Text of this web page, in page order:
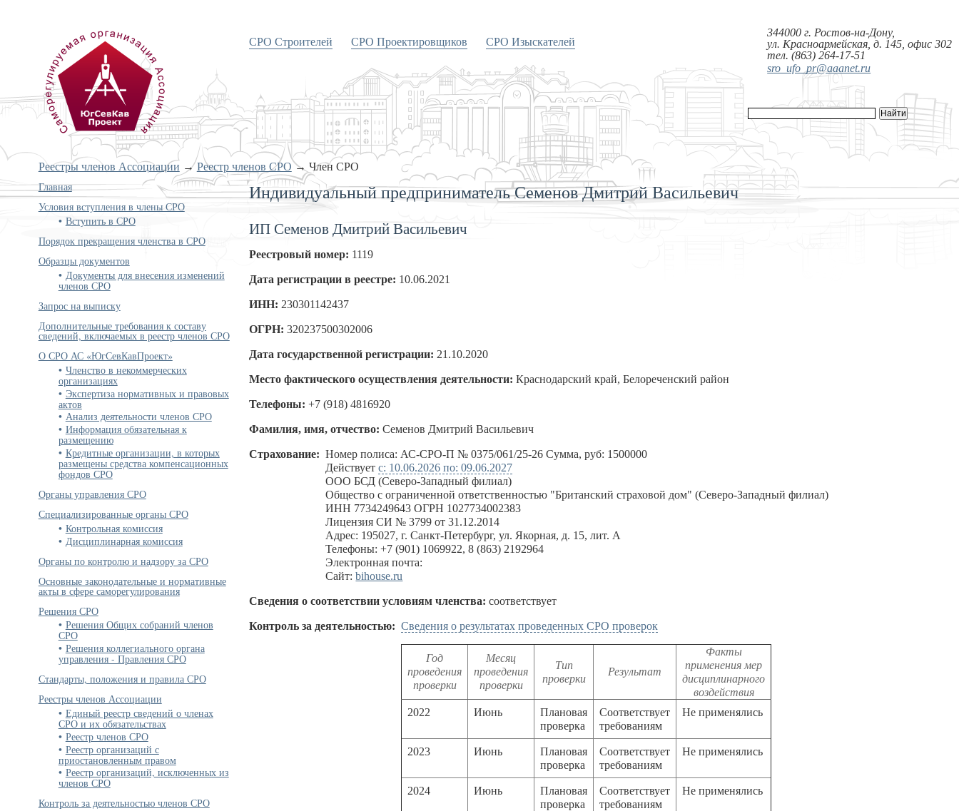
«Объединение проектировщиков
Южного и Северо-Кавказского
округов»
СРО Строителей СРО Проектировщиков СРО Изыскателей
Реестры членов Ассоциации →Реестр членов СРО→ Член СРО
344000 г. Ростов-на-Дону,
ул. Красноармейская, д. 145, офис 302
тел. (863) 264-17-51
sro_ufo_pr@aaanet.ru
Главная
Условия вступления в члены СРО
Вступить в СРО
Порядок прекращения членства в СРО
Образцы документов
Документы для внесения изменений
членов СРО
Запрос на выписку
Дополнительные требования к составу
сведений, включаемых в реестр членов СРО
О СРО АС «ЮгСевКавПроект»
Членство в некоммерческих
организациях
Экспертиза нормативных и правовых
актов
Анализ деятельности членов СРО
Информация обязательная к
размещению
Кредитные организации, в которых
размещены средства компенсационных
фондов СРО
Органы управления СРО
Специализированные органы СРО
Контрольная комиссия
Дисциплинарная комиссия
Органы по контролю и надзору за СРО
Основные законодательные и нормативные
акты в сфере саморегулирования
Решения СРО
Решения Общих собраний членов
СРО
Решения коллегиального органа
управления - Правления СРО
Стандарты, положения и правила СРО
Реестры членов Ассоциации
Единый реестр сведений о членах
СРО и их обязательствах
Реестр членов СРО
Реестр организаций с
приостановленным правом
Реестр организаций, исключенных из
членов СРО
Контроль за деятельностью членов СРО
Индивидуальный предприниматель Семенов Дмитрий Васильевич
ИП Семенов Дмитрий Васильевич
Реестровый номер: 1119
Дата регистрации в реестре: 10.06.2021
ИНН: 230301142437
ОГРН: 320237500302006
Дата государственной регистрации: 21.10.2020
Место фактического осуществления деятельности: Краснодарский край, Белореченский район
Телефоны: +7 (918) 4816920
Фамилия, имя, отчество: Семенов Дмитрий Васильевич
Страхование: Номер полиса: АС-СРО-П № 0375/061/25-26 Сумма, руб: 1500000
Действуетс: 10.06.2026 по: 09.06.2027
ООО БСД (Северо-Западный филиал)
Общество с ограниченной ответственностью "Британский страховой дом" (Северо-Западный филиал)
ИНН 7734249643 ОГРН 1027734002383
Лицензия СИ № 3799 от 31.12.2014
Адрес: 195027, г. Санкт-Петербург, ул. Якорная, д. 15, лит. А
Телефоны: +7 (901) 1069922, 8 (863) 2192964
Электронная почта:
Сайт:bihouse.ru
Сведения о соответствии условиям членства: соответствует
Контроль за деятельностью: Сведения о результатах проведенных СРО проверок
Год
проведения
проверки
Месяц
проведения
проверки
Тип
проверки
Результат
Факты
применения мер
дисциплинарного
воздействия
2022
Июнь
Плановая
проверка
Соответствует
требованиям
Не применялись
2023 Июнь
Плановая
проверка
Соответствует
требованиям
Не применялись
2024 Июнь
Плановая
проверка
Соответствует
требованиям
Не применялись